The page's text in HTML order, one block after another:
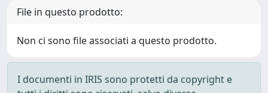
File in questo prodotto:
Non ci sono file associati a questo prodotto.
I documenti in IRIS sono protetti da copyright e